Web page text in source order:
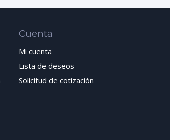
Cuenta
Mi cuenta
Lista de deseos
Solicitud de cotización